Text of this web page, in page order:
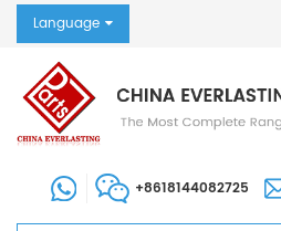
Language
+8618144082725